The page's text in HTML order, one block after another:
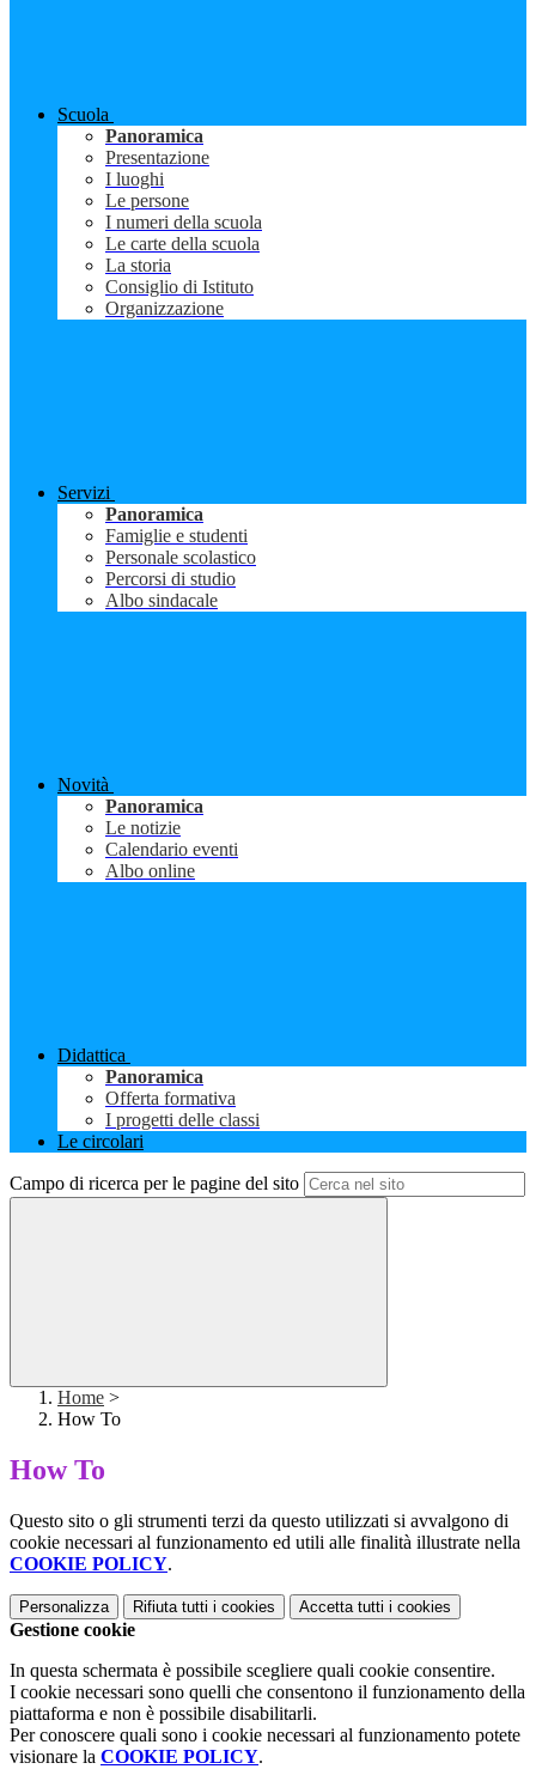
Scuola
Panoramica
Presentazione
I luoghi
Le persone
I numeri della scuola
Le carte della scuola
La storia
Consiglio di Istituto
Organizzazione
Servizi
Panoramica
Famiglie e studenti
Personale scolastico
Percorsi di studio
Albo sindacale
Novità
Panoramica
Le notizie
Calendario eventi
Albo online
Didattica
Panoramica
Offerta formativa
I progetti delle classi
Le circolari
Campo di ricerca per le pagine del sito
Home >
How To
How To
Questo sito o gli strumenti terzi da questo utilizzati si avvalgono di
cookie necessari al funzionamento ed utili alle finalità illustrate nella
COOKIE POLICY.
Personalizza Rifiuta tutti i cookies Accetta tutti i cookies
Gestione cookie
In questa schermata è possibile scegliere quali cookie consentire.
I cookie necessari sono quelli che consentono il funzionamento della
piattaforma e non è possibile disabilitarli.
Per conoscere quali sono i cookie necessari al funzionamento potete
visionare la COOKIE POLICY.